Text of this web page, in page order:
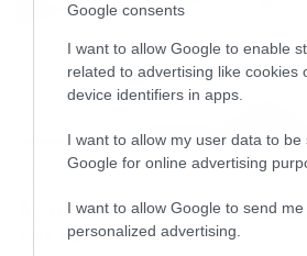
Google consents
I want to allow Google to enable
related to advertising like cookies
device identifiers in apps.
I want to allow my user data to be
Google for online advertising
I want to allow Google to send me
personalized advertising.
Αυτό το τεστ
τρελάνει!